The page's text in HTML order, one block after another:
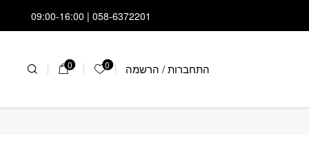
058-6372201 | 09:00-16:00
התחברות/ הרשמה 0הרשימה שלי
0